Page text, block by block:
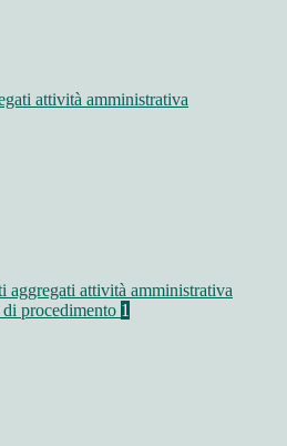
attività amministrativa
aggregati attività amministrativa
procedimento 1